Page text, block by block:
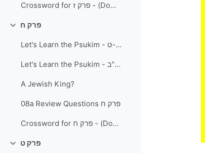
Crossword for פרק ז - (Download and Print) PDF document
Collapse
פרק ח
Let's Learn the Psukim - פרק ח' פסוקים א'-ט
Let's Learn the Psukim - פרק ח פסוקים י'-כ"ב
A Jewish King?
08a Review Questions פרק ח
Crossword for פרק ח - (Download and Print) PDF document
Collapse
פרק ט